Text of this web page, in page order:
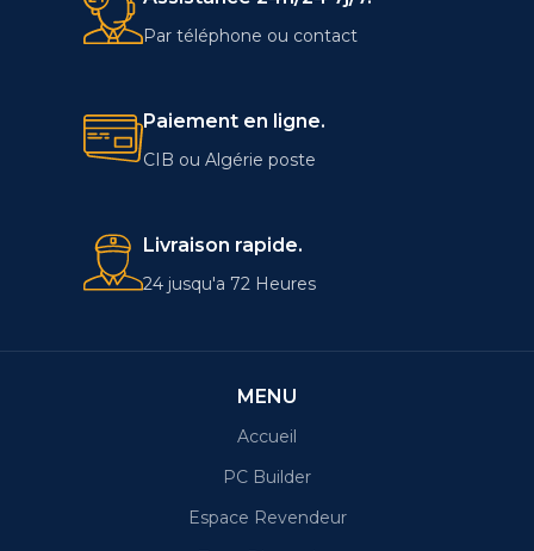
Par téléphone ou contact
Paiement en ligne.
CIB ou Algérie poste
Livraison rapide.
24 jusqu'a 72 Heures
MENU
Accueil
PC Builder
Espace Revendeur